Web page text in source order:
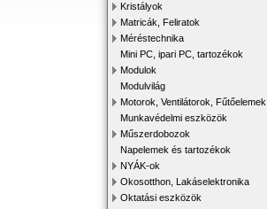
Kristályok
Matricák, Feliratok
Méréstechnika
Mini PC, ipari PC, tartozékok
Modulok
Modulvilág
Motorok, Ventilátorok, Fűtőelemek
Munkavédelmi eszközök
Műszerdobozok
Napelemek és tartozékok
NYÁK-ok
Okosotthon, Lakáselektronika
Oktatási eszközök